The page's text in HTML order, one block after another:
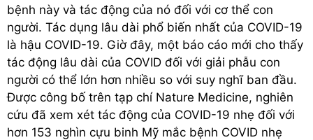
bệnh này và tác động của nó đối với cơ thể con
người. Tác dụng lâu dài phổ biến nhất của COVID-19
là hậu COVID-19. Giờ đây, một báo cáo mới cho thấy
tác động lâu dài của COVID đối với giải phẫu con
người có thể lớn hơn nhiều so với suy nghĩ ban đầu.
Được công bố trên tạp chí Nature Medicine, nghiên
cứu đã xem xét tác động của COVID-19 nhẹ đối với
hơn 153 nghìn cựu binh Mỹ mắc bệnh COVID nhẹ